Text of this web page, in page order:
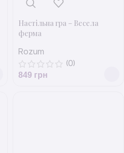
Настільна гра – Весела
ферма
Rozum
(0)
849 грн